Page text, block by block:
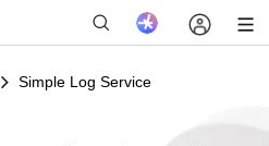
Simple Log Service